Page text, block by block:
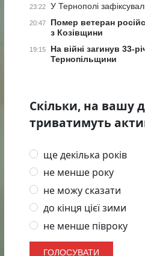
23:22 У Тернополі
20:47
Помер ветеран
з Козівщини
19:15
На війні загинув 33-
Тернопільщини
Скільки, на вашу
триватимуть
ще декілька років
не менше року
не можу сказати
до кінця цієї зими
не менше півроку